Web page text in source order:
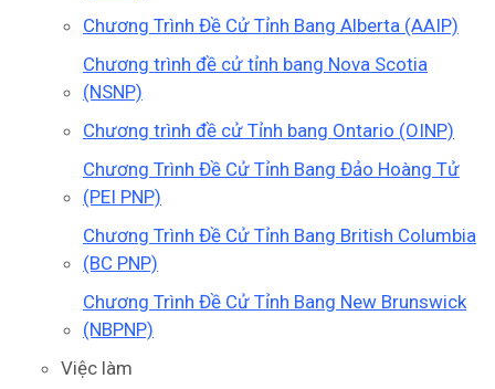
Chương Trình Đề Cử Tỉnh Bang Alberta (AAIP)
Chương trình đề cử tỉnh bang Nova Scotia
(NSNP)
Chương trình đề cử Tỉnh bang Ontario (OINP)
Chương Trình Đề Cử Tỉnh Bang Đảo Hoàng Tử
(PEI PNP)
Chương Trình Đề Cử Tỉnh Bang British Columbia
(BC PNP)
Chương Trình Đề Cử Tỉnh Bang New Brunswick
(NBPNP)
Việc làm